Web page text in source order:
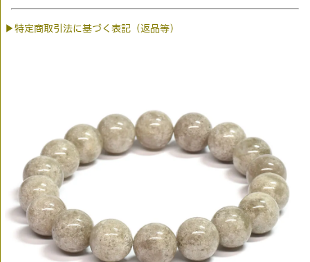
▶特定商取引法に基づく表記（返品等）